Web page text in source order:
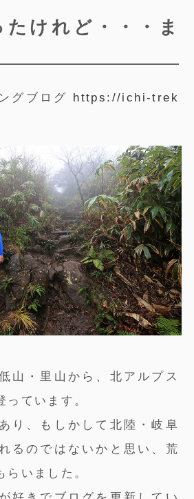
たけれど・・・ま
グブログ https://ichi-trek
山・里山から、北アルプス
っています。
り、もしかして北陸・岐阜
るのではないかと思い、荒
らいました。